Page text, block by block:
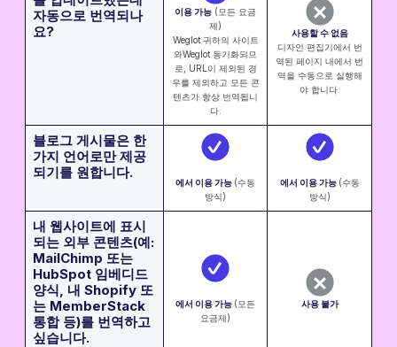
자동으로 번역되나
요?
이용 가능 (모든 요금
제)
Weglot 귀하의 사이트
와Weglot 동기화되므
로, URL이 제외된 경
우를 제외하고 모든 콘
텐츠가 항상 번역됩니
다.
사용할 수 없음
디자인 편집기에서 번
역된 페이지 내에서 번
역을 수동으로 실행해
야 합니다.
블로그 게시물은 한
가지 언어로만 제공
되기를 원합니다.
에서 이용 가능 ‍ (수동
방식)
에서 이용 가능 ‍‍ (수동
방식)
내 웹사이트에 표시
되는 외부 콘텐츠(예:
MailChimp 또는
HubSpot 임베디드
양식, 내 Shopify 또
는 MemberStack
통합 등)를 번역하고
싶습니다.
에서 이용 가능 ‍ (모든
요금제)
사용 불가